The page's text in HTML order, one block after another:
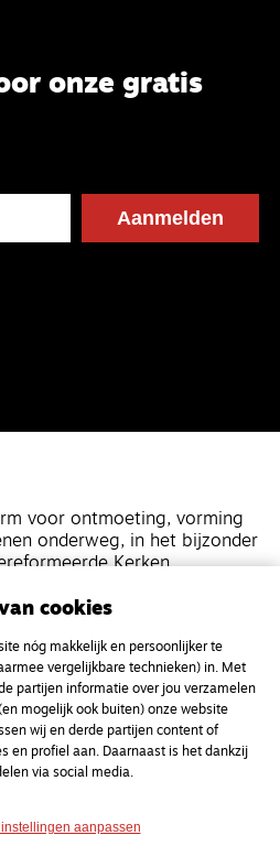
onze gratis
voor ontmoeting, vorming
onderweg, in het bijzonder
Kerken.
cookies
nóg makkelijk en persoonlijker te
vergelijkbare technieken) in. Met
partijen informatie over jou verzamelen
mogelijk ook buiten) onze website
wij en derde partijen content of
en profiel aan. Daarnaast is het dankzij
via social media.
aanpassen